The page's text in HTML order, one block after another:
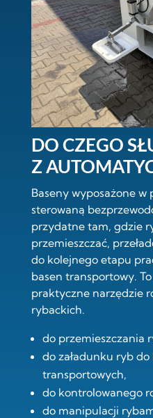
DO CZEGO
Z
Baseny wyposażone
sterowaną
przydatne tam, gdzie
przemieszczać,
do kolejnego etapu
basen transportowy.
praktyczne narzędzie
rybackich.
do przemieszczania
do załadunku ryb do
transportowych,
do kontrolowanego
do manipulacji